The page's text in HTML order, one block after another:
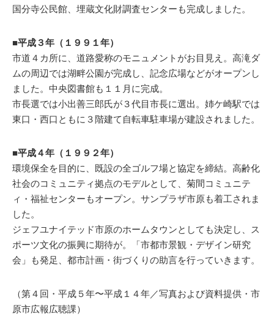
国分寺公民館、埋蔵文化財調査センターも完成しました。
■平成３年（１９９１年）
市道４カ所に、道路愛称のモニュメントがお目見え。高滝ダ
ムの周辺では湖畔公園が完成し、記念広場などがオープンし
ました。中央図書館も１１月に完成。
市長選では小出善三郎氏が３代目市長に選出。姉ケ崎駅では
東口・西口ともに３階建て自転車駐車場が建設されました。
■平成４年（１９９２年）
環境保全を目的に、既設の全ゴルフ場と協定を締結。高齢化
社会のコミュニティ拠点のモデルとして、菊間コミュニテ
ィ・福祉センターもオープン。サンプラザ市原も着工されま
した。
ジェフユナイテッド市原のホームタウンとしても決定し、ス
ポーツ文化の振興に期待が。「市都市景観・デザイン研究
会」も発足、都市計画・街づくりの助言を行っていきます。
（第４回・平成５年〜平成１４年／写真および資料提供・市
原市広報広聴課）